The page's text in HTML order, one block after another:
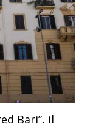
Bari”, il